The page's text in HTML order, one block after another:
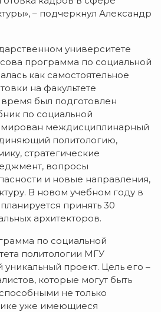
– подчеркнул Александр
университете
программа по социальной
как самостоятельное
на факультете
время был подготовлен
по социальной
междисциплинарный
политологию,
стратегические
вопросы
и новые направления,
В новом учебном году в
принять 30
архитекторов.
по социальной
политологии МГУ
уникальный проект. Цель его –
которые могут быть
не только
уже имеющиеся